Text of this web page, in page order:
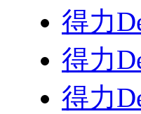
得力
得力
得力